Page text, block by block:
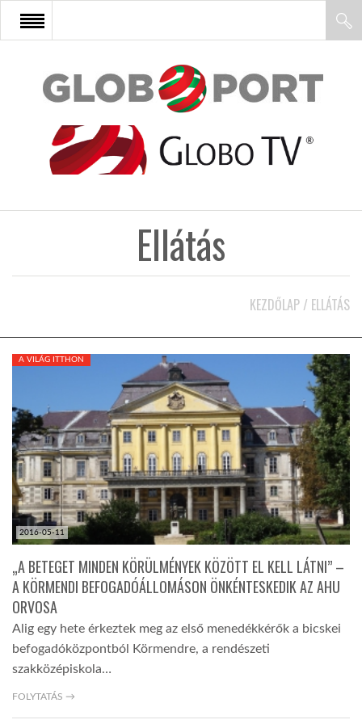
FŐOLDAL
AFRIKA
AUSZTRÁLIA
A VILÁG ITTHON
GLOBOTV BP
Ellátás
KEZDŐLAP / ELLÁTÁS
2016-05-11
A VILÁG ITTHON
„A BETEGET MINDEN KÖRÜLMÉNYEK KÖZÖTT EL KELL LÁTNI” –
A KÖRMENDI BEFOGADÓÁLLOMÁSON ÖNKÉNTESKEDIK AZ AHU
ORVOSA
Alig egy hete érkeztek meg az első menedékkérők a bicskei
befogadóközpontból Körmendre, a rendészeti
szakközépiskola…
FOLYTATÁS →